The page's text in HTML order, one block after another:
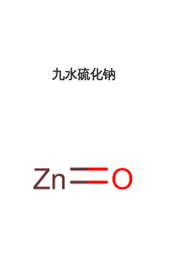
九水硫化钠